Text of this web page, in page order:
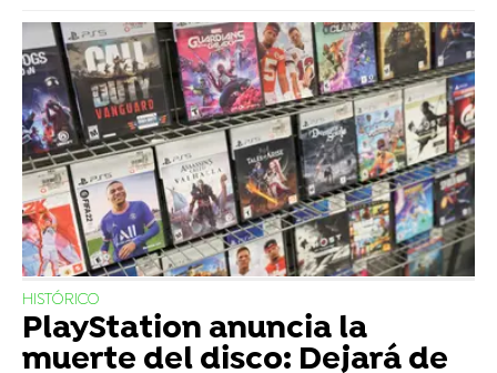
HISTÓRICO
PlayStation anuncia la
muerte del disco: Dejará de